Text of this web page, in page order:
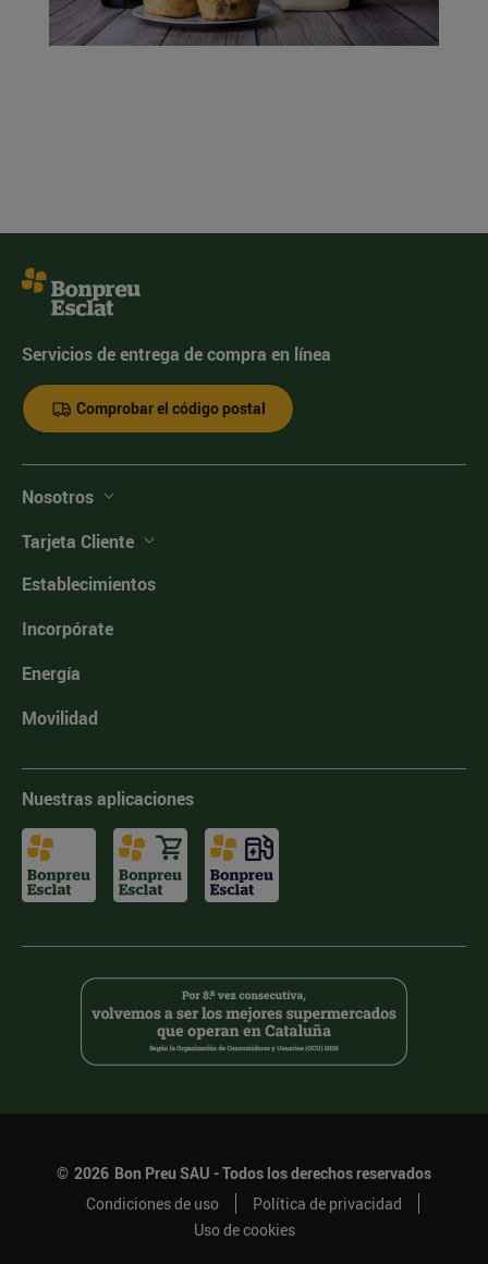
Servicios de entrega de compra en línea
Comprobar el código postal
Nosotros
Tarjeta Cliente
Establecimientos
Incorpórate
Energía
Movilidad
Nuestras aplicaciones
© 2026 Bon Preu SAU - Todos los derechos reservados
Condiciones de uso
Política de privacidad
Uso de cookies